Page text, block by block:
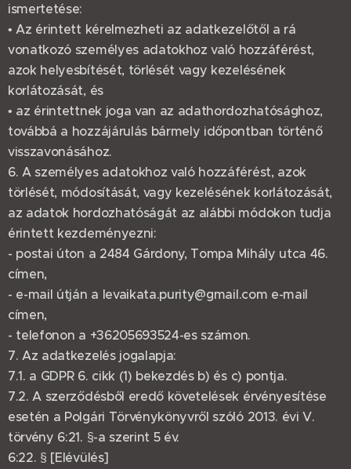
ismertetése:
• Az érintett kérelmezheti az adatkezelőtől a rá
vonatkozó személyes adatokhoz való hozzáférést,
azok helyesbítését, törlését vagy kezelésének
korlátozását, és
• az érintettnek joga van az adathordozhatósághoz,
továbbá a hozzájárulás bármely időpontban történő
visszavonásához.
6. A személyes adatokhoz való hozzáférést, azok
törlését, módosítását, vagy kezelésének korlátozását,
az adatok hordozhatóságát az alábbi módokon tudja
érintett kezdeményezni:
- postai úton a 2484 Gárdony, Tompa Mihály utca 46.
címen,
- e-mail útján a levaikata.purity@gmail.com e-mail
címen,
- telefonon a +36205693524-es számon.
7. Az adatkezelés jogalapja:
7.1. a GDPR 6. cikk (1) bekezdés b) és c) pontja.
7.2. A szerződésből eredő követelések érvényesítése
esetén a Polgári Törvénykönyvről szóló 2013. évi V.
törvény 6:21. §-a szerint 5 év.
6:22. § [Elévülés]